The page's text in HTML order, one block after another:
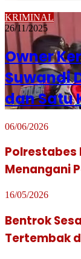
KRIMINAL
26/11/2025
Owner
Suwandi
dan Satu
06/06/2026
Polrestabes
Menangani
16/05/2026
Bentrok
Tertembak